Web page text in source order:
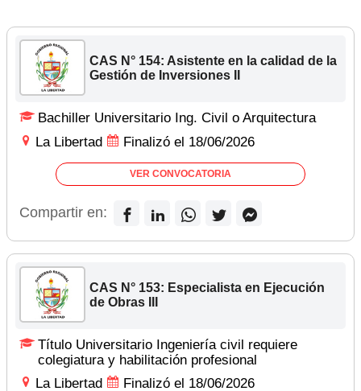
CAS N° 154: Asistente en la calidad de la
Gestión de Inversiones II
Bachiller Universitario Ing. Civil o Arquitectura
La Libertad
Finalizó el 18/06/2026
VER CONVOCATORIA
Compartir en:
CAS N° 153: Especialista en Ejecución
de Obras III
Título Universitario Ingeniería civil requiere
colegiatura y habilitación profesional
La Libertad
Finalizó el 18/06/2026